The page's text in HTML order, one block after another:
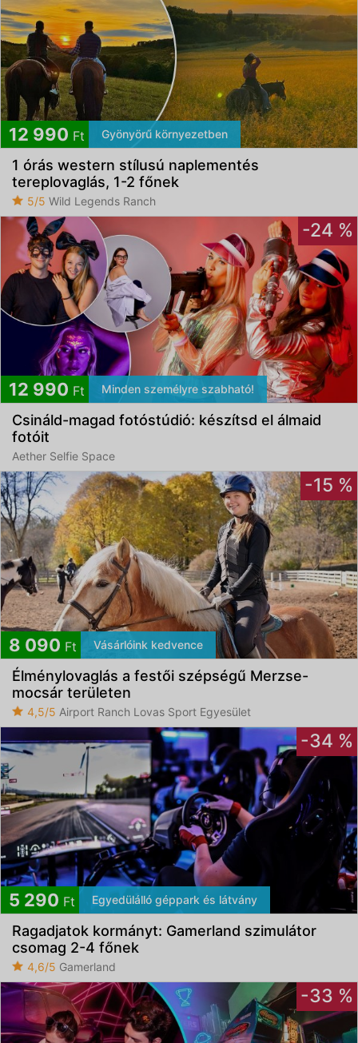
12 990 Ft Gyönyörű környezetben
1 órás western stílusú naplementés
tereplovaglás, 1-2 főnek
5/5 Wild Legends Ranch
-24 %
12 990 Ft Minden személyre szabható!
Csináld-magad fotóstúdió: készítsd el álmaid
fotóit
Aether Selfie Space
-15 %
8 090 Ft Vásárlóink kedvence
Élménylovaglás a festői szépségű Merzse-
mocsár területen
4,5/5 Airport Ranch Lovas Sport Egyesület
-34 %
5 290 Ft Egyedülálló géppark és látvány
Ragadjatok kormányt: Gamerland szimulátor
csomag 2-4 főnek
4,6/5 Gamerland
-33 %